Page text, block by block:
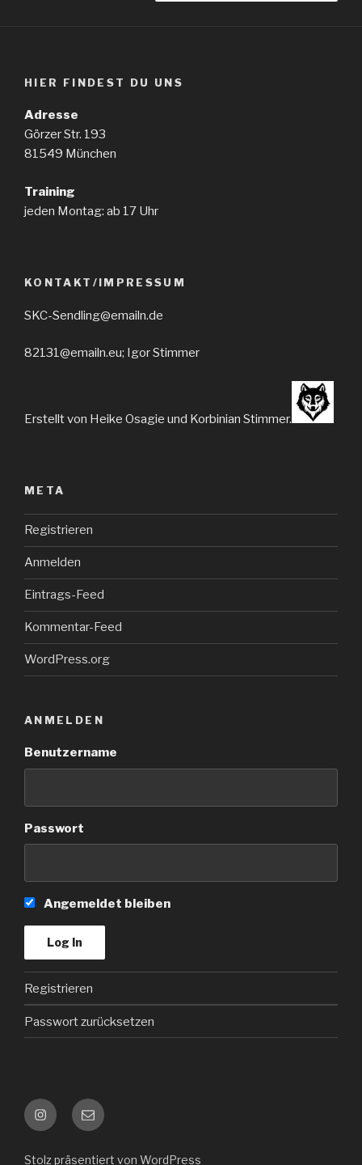
HIER FINDEST DU UNS
Adresse
Görzer Str. 193
81549 München
Training
jeden Montag: ab 17 Uhr
KONTAKT/IMPRESSUM
SKC-Sendling@emailn.de
82131@emailn.eu; Igor Stimmer
Erstellt von Heike Osagie und Korbinian Stimmer.
META
Registrieren
Anmelden
Eintrags-Feed
Kommentar-Feed
WordPress.org
ANMELDEN
Benutzername
Passwort
Angemeldet bleiben
Registrieren
Passwort zurücksetzen
InstagramKontakt
e-
Stolz präsentiert von WordPress